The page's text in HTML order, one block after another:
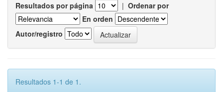
Resultados por página | Ordenar por
En orden
Autor/registro
Resultados 1-1 de 1.